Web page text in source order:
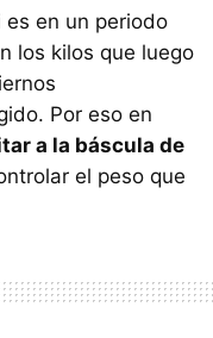
en un periodo
los kilos que luego
Por eso en
a la báscula de
el peso que